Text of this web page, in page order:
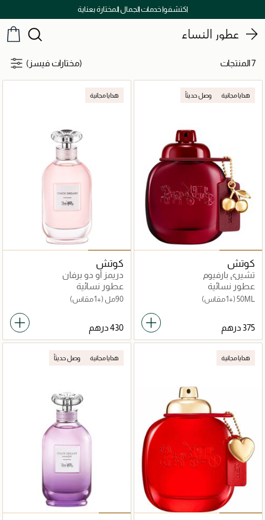
اكتشفوا خدمات الجمال المختارة بعناية
عطور النساء
7 المنتجات (مختارات فيسز)
هدايا مجانية وصل حديثاً
كوتش
تشيري بارفيوم
عطور نسائية
50ML (+1 مقاس)
هدايا مجانية
كوتش
دريمز أو دو برفان
عطور نسائية
90مل (+1 مقاس)
هدايا مجانية هدايا مجانية وصل حديثاً